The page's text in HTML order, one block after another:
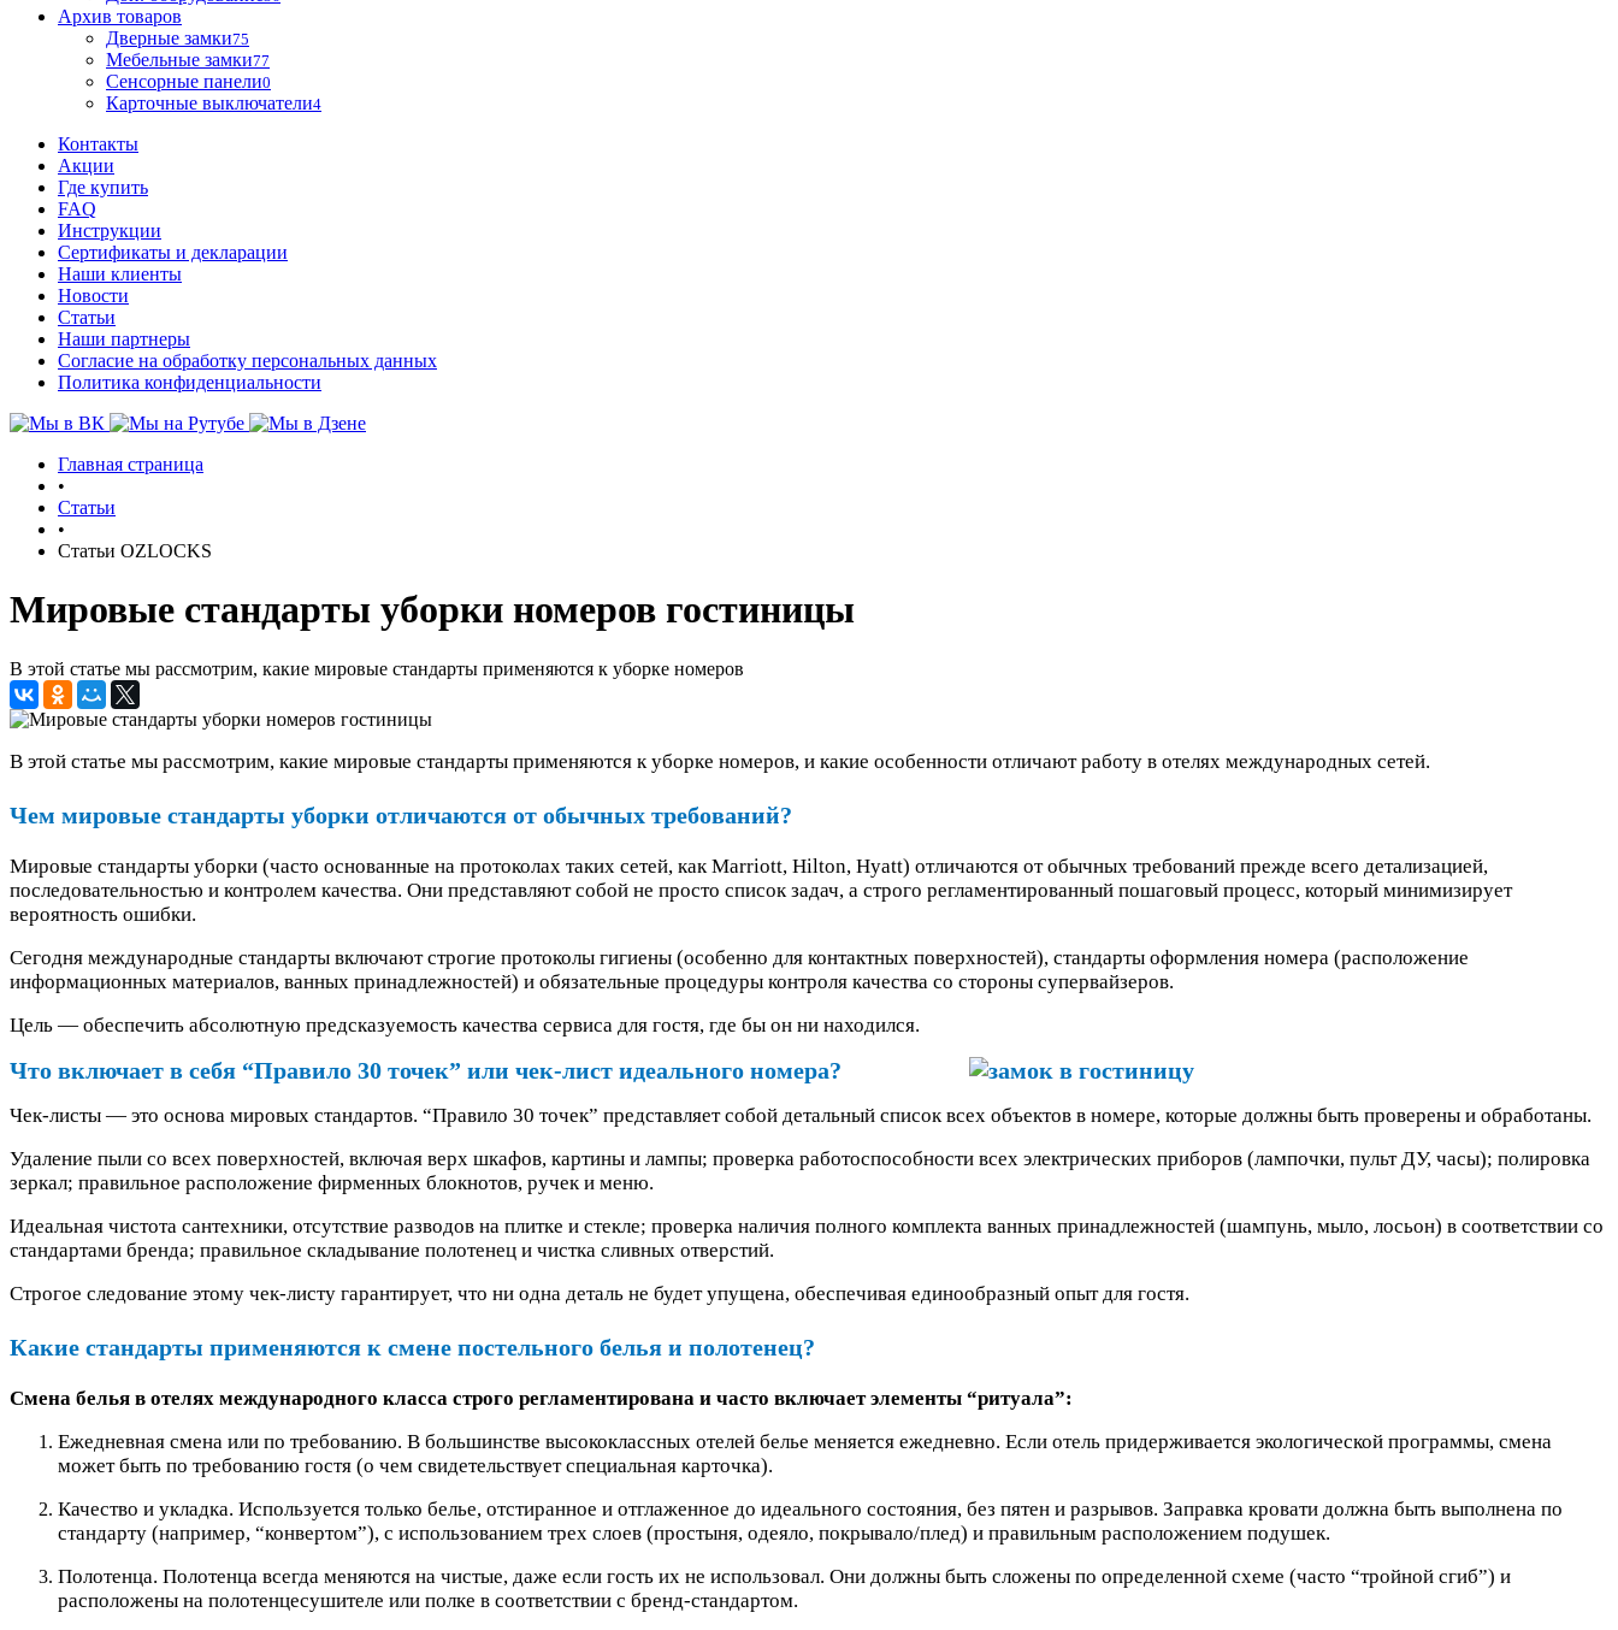
Архив товаров
Дверные замки75
Мебельные замки77
Сенсорные панели0
Карточные выключатели4
Контакты
Акции
Где купить
FAQ
Инструкции
Сертификаты и декларации
Наши клиенты
Новости
Статьи
Наши партнеры
Согласие на обработку персональных данных
Политика конфиденциальности
Главная страница
•
Статьи
•
Статьи OZLOCKS
Мировые стандарты уборки номеров гостиницы
В этой статье мы рассмотрим, какие мировые стандарты применяются к уборке номеров
В этой статье мы рассмотрим, какие мировые стандарты применяются к уборке номеров, и какие особенности отличают работу в отелях международных сетей.
Чем мировые стандарты уборки отличаются от обычных требований?
Мировые стандарты уборки (часто основанные на протоколах таких сетей, как Marriott, Hilton, Hyatt) отличаются от обычных требований прежде всего детализацией,
последовательностью и контролем качества. Они представляют собой не просто список задач, а строго регламентированный пошаговый процесс, который минимизирует
вероятность ошибки.
Сегодня международные стандарты включают строгие протоколы гигиены (особенно для контактных поверхностей), стандарты оформления номера (расположение
информационных материалов, ванных принадлежностей) и обязательные процедуры контроля качества со стороны супервайзеров.
Цель — обеспечить абсолютную предсказуемость качества сервиса для гостя, где бы он ни находился.
Что включает в себя “Правило 30 точек” или чек-лист идеального номера?
Чек-листы — это основа мировых стандартов. “Правило 30 точек” представляет собой детальный список всех объектов в номере, которые должны быть проверены и обработаны.
Удаление пыли со всех поверхностей, включая верх шкафов, картины и лампы; проверка работоспособности всех электрических приборов (лампочки, пульт ДУ, часы); полировка
зеркал; правильное расположение фирменных блокнотов, ручек и меню.
Идеальная чистота сантехники, отсутствие разводов на плитке и стекле; проверка наличия полного комплекта ванных принадлежностей (шампунь, мыло, лосьон) в соответствии со
стандартами бренда; правильное складывание полотенец и чистка сливных отверстий.
Строгое следование этому чек-листу гарантирует, что ни одна деталь не будет упущена, обеспечивая единообразный опыт для гостя.
Какие стандарты применяются к смене постельного белья и полотенец?
Смена белья в отелях международного класса строго регламентирована и часто включает элементы “ритуала”:
Ежедневная смена или по требованию. В большинстве высококлассных отелей белье меняется ежедневно. Если отель придерживается экологической программы, смена
может быть по требованию гостя (о чем свидетельствует специальная карточка).
Качество и укладка. Используется только белье, отстиранное и отглаженное до идеального состояния, без пятен и разрывов. Заправка кровати должна быть выполнена по
стандарту (например, “конвертом”), с использованием трех слоев (простыня, одеяло, покрывало/плед) и правильным расположением подушек.
Полотенца. Полотенца всегда меняются на чистые, даже если гость их не использовал. Они должны быть сложены по определенной схеме (часто “тройной сгиб”) и
расположены на полотенцесушителе или полке в соответствии с бренд-стандартом.